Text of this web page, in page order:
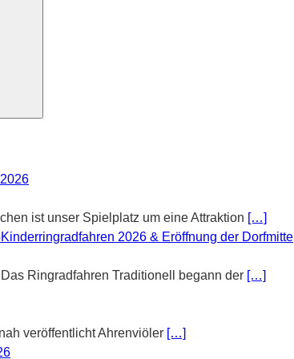
ist unser Spielplatz um eine Attraktion […]
Kinderringradfahren 2026 & Eröffnung der Dorfmitte
Ringradfahren Traditionell begann der […]
veröffentlicht Ahrenviöler […]